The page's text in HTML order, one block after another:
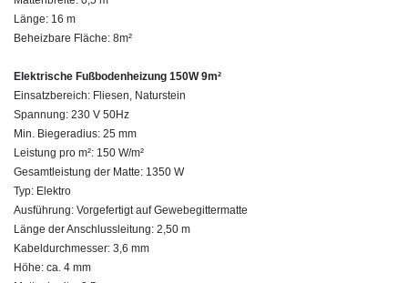
Länge: 16 m
Beheizbare Fläche: 8m²
Elektrische Fußbodenheizung 150W 9m²
Einsatzbereich: Fliesen, Naturstein
Spannung: 230 V 50Hz
Min. Biegeradius: 25 mm
Leistung pro m²: 150 W/m²
Gesamtleistung der Matte: 1350 W
Typ: Elektro
Ausführung: Vorgefertigt auf Gewebegittermatte
Länge der Anschlussleitung: 2,50 m
Kabeldurchmesser: 3,6 mm
Höhe: ca. 4 mm